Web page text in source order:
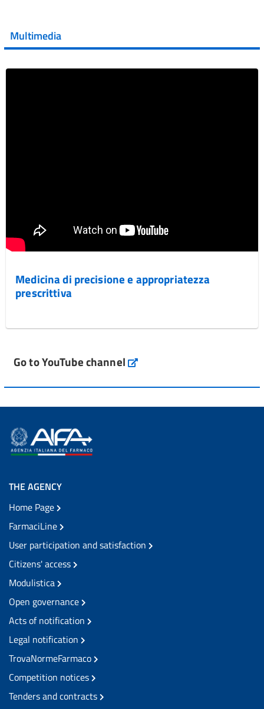
Vai al post →
Multimedia
Medicina di precisione e appropriatezza
prescrittiva
Go to YouTube channel
THE AGENCY
Home Page
FarmaciLine
User participation and satisfaction
Citizens' access
Modulistica
Open governance
Acts of notification
Legal notification
TrovaNormeFarmaco
Competition notices
Tenders and contracts